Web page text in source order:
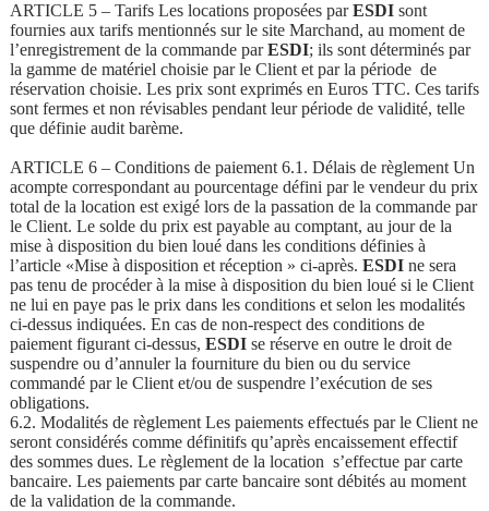
ARTICLE 5 – Tarifs Les locations proposées parESDIsont
fournies aux tarifs mentionnés sur le site Marchand, au moment de
l’enregistrement de la commande parESDI; ils sont déterminés par
la gamme de matériel choisie par le Client et par la période de
réservation choisie. Les prix sont exprimés en Euros TTC. Ces tarifs
sont fermes et non révisables pendant leur période de validité, telle
que définie audit barème.
ARTICLE 6 – Conditions de paiement 6.1. Délais de règlement Un
acompte correspondant au pourcentage défini par le vendeur du prix
total de la location est exigé lors de la passation de la commande par
le Client. Le solde du prix est payable au comptant, au jour de la
mise à disposition du bien loué dans les conditions définies à
l’article «Mise à disposition et réception » ci-après. ESDIne sera
pas tenu de procéder à la mise à disposition du bien loué si le Client
ne lui en paye pas le prix dans les conditions et selon les modalités
ci-dessus indiquées. En cas de non-respect des conditions de
paiement figurant ci-dessus, ESDIse réserve en outre le droit de
suspendre ou d’annuler la fourniture du bien ou du service
commandé par le Client et/ou de suspendre l’exécution de ses
obligations.
6.2. Modalités de règlement Les paiements effectués par le Client ne
seront considérés comme définitifs qu’après encaissement effectif
des sommes dues. Le règlement de la location s’effectue par carte
bancaire. Les paiements par carte bancaire sont débités au moment
de la validation de la commande.